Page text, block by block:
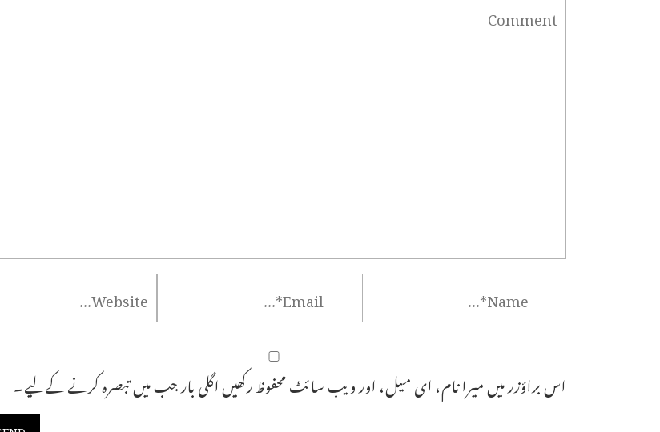
اس براؤزر میں میرا نام، ای میل، اور ویب سائٹ محفوظ رکھیں اگلی بار جب میں تبصرہ کرنے کےلیے۔